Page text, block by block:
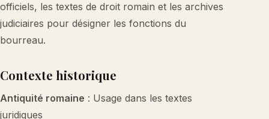
officiels, les textes de droit romain et les archives
judiciaires pour désigner les fonctions du
bourreau.
Contexte historique
Antiquité romaine : Usage dans les textes
juridiques